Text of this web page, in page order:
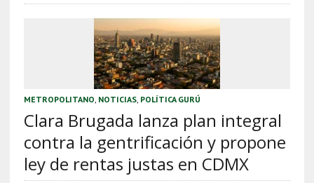
METROPOLITANO, NOTICIAS, POLÍTICA GURÚ
Clara Brugada lanza plan integral
contra la gentrificación y propone
ley de rentas justas en CDMX